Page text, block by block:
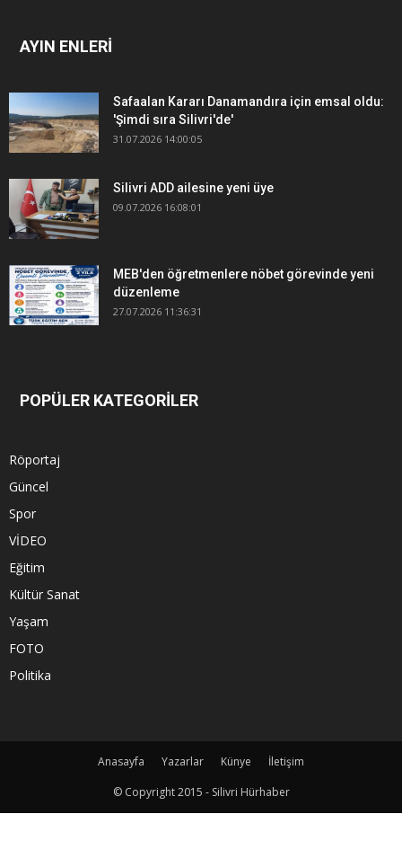
AYIN ENLERİ
Safaalan Kararı Danamandıra için emsal oldu:
'Şimdi sıra Silivri'de'
31.07.2026 14:00:05
Silivri ADD ailesine yeni üye
09.07.2026 16:08:01
MEB'den öğretmenlere nöbet görevinde yeni
düzenleme
27.07.2026 11:36:31
POPÜLER KATEGORİLER
Röportaj
Güncel
Spor
VİDEO
Eğitim
Kültür Sanat
Yaşam
FOTO
Politika
Anasayfa Yazarlar Künye
İletişim
© Copyright 2015 - Silivri Hürhaber